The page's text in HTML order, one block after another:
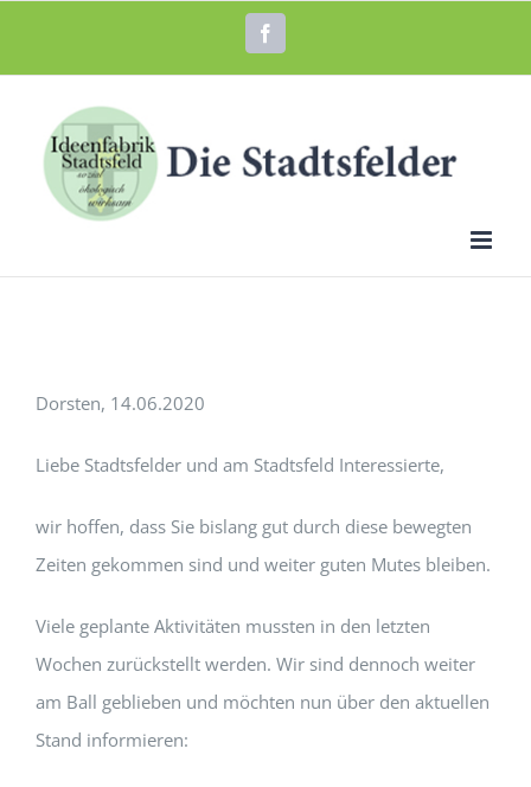
Dorsten, 14.06.2020
Liebe Stadtsfelder und am Stadtsfeld Interessierte,
wir hoffen, dass Sie bislang gut durch diese bewegten
Zeiten gekommen sind und weiter guten Mutes bleiben.
Viele geplante Aktivitäten mussten in den letzten
Wochen zurückstellt werden. Wir sind dennoch weiter
am Ball geblieben und möchten nun über den aktuellen
Stand informieren: